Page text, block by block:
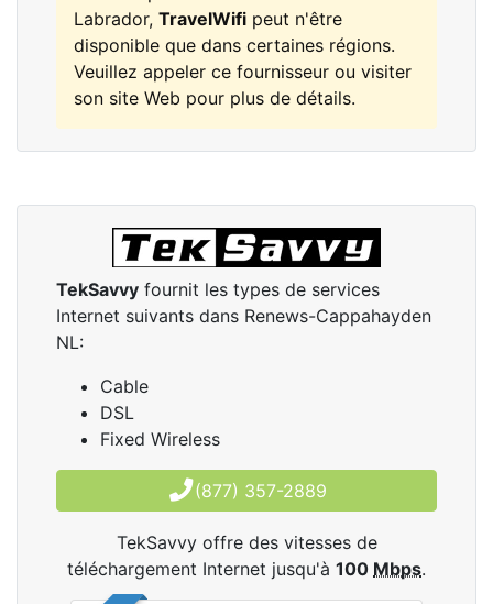
Labrador, TravelWifi peut n'être
disponible que dans certaines régions.
Veuillez appeler ce fournisseur ou visiter
son site Web pour plus de détails.
TekSavvy fournit les types de services
Internet suivants dans Renews-Cappahayden
NL:
Cable
DSL
Fixed Wireless
(877) 357-2889
TekSavvy offre des vitesses de
téléchargement Internet jusqu'à 100 Mbps.